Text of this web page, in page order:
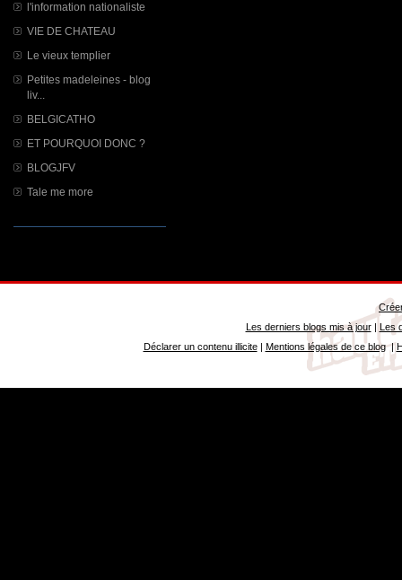
l'information nationaliste
VIE DE CHATEAU
Le vieux templier
Petites madeleines - blog
liv...
BELGICATHO
ET POURQUOI DONC ?
BLOGJFV
Tale me more
Les derniers blogs mis à jour| Les
Déclarer un contenu illicite| Mentions légales de ce blog|